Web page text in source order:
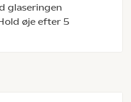
glaseringen
øje efter 5